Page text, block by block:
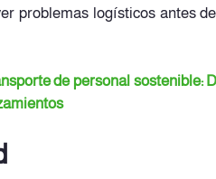
problemas logísticos antes
de personal sostenible: